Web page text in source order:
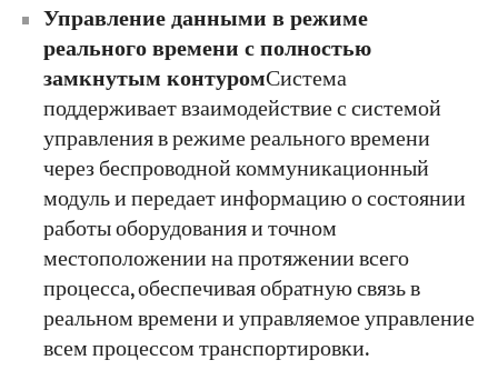
Управление данными в режиме
реального времени с полностью
замкнутым контуромСистема
поддерживает взаимодействие с системой
управления в режиме реального времени
через беспроводной коммуникационный
модуль и передает информацию о состоянии
работы оборудования и точном
местоположении на протяжении всего
процесса, обеспечивая обратную связь в
реальном времени и управляемое управление
всем процессом транспортировки.